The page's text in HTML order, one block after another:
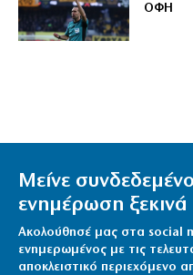
ΟΦΗ
Μείνε
ενημέρωση
Ακολούθησέ μας στα social
ενημερωμένος με τις
αποκλειστικό περιεχόμενο